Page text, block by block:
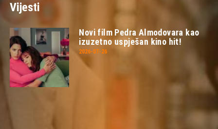
Vijesti
Novi film Pedra Almodovara kao
izuzetno uspješan kino hit!
2026-07-26